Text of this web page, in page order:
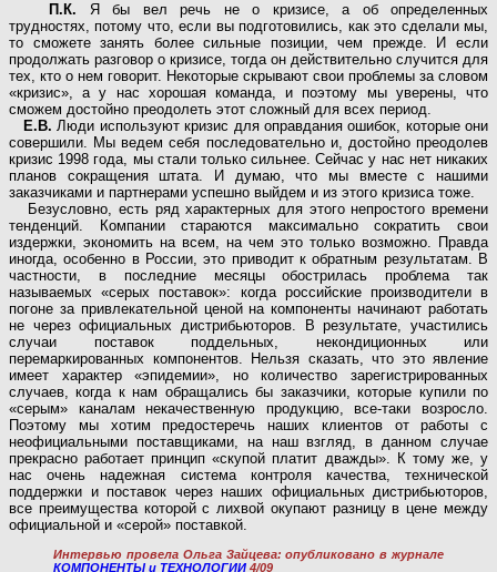
П.К. Я бы вел речь не о кризисе, а об определенных
трудностях, потому что, если вы подготовились, как это сделали мы,
то сможете занять более сильные позиции, чем прежде. И если
продолжать разговор о кризисе, тогда он действительно случится для
тех, кто о нем говорит. Некоторые скрывают свои проблемы за словом
«кризис», а у нас хорошая команда, и поэтому мы уверены, что
сможем достойно преодолеть этот сложный для всех период.
Е.В. Люди используют кризис для оправдания ошибок, которые они
совершили. Мы ведем себя последовательно и, достойно преодолев
кризис 1998 года, мы стали только сильнее. Сейчас у нас нет никаких
планов сокращения штата. И думаю, что мы вместе с нашими
заказчиками и партнерами успешно выйдем и из этого кризиса тоже.
Безусловно, есть ряд характерных для этого непростого времени
тенденций. Компании стараются максимально сократить свои
издержки, экономить на всем, на чем это только возможно. Правда
иногда, особенно в России, это приводит к обратным результатам. В
частности, в последние месяцы обострилась проблема так
называемых «серых поставок»: когда российские производители в
погоне за привлекательной ценой на компоненты начинают работать
не через официальных дистрибьюторов. В результате, участились
случаи поставок поддельных, некондиционных или
перемаркированных компонентов. Нельзя сказать, что это явление
имеет характер «эпидемии», но количество зарегистрированных
случаев, когда к нам обращались бы заказчики, которые купили по
«серым» каналам некачественную продукцию, все-таки возросло.
Поэтому мы хотим предостеречь наших клиентов от работы с
неофициальными поставщиками, на наш взгляд, в данном случае
прекрасно работает принцип «скупой платит дважды». К тому же, у
нас очень надежная система контроля качества, технической
поддержки и поставок через наших официальных дистрибьюторов,
все преимущества которой с лихвой окупают разницу в цене между
официальной и «серой» поставкой.
Интервью провела Ольга Зайцева: опубликовано в журнале
КОМПОНЕНТЫ и ТЕХНОЛОГИИ 4/09